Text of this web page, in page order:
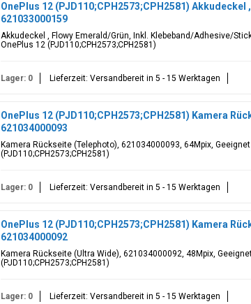
OnePlus 12 (PJD110;CPH2573;CPH2581) Akkudeckel
621033000159
Akkudeckel , Flowy Emerald/Grün, Inkl. Klebeband/Adhesive/
OnePlus 12 (PJD110;CPH2573;CPH2581)
Lager: 0 Lieferzeit: Versandbereit in 5 - 15 Werktagen
OnePlus 12 (PJD110;CPH2573;CPH2581) Kamera
621034000093
Kamera Rückseite (Telephoto), 621034000093, 64Mpix,
(PJD110;CPH2573;CPH2581)
Lager: 0 Lieferzeit: Versandbereit in 5 - 15 Werktagen
OnePlus 12 (PJD110;CPH2573;CPH2581) Kamera
621034000092
Kamera Rückseite (Ultra Wide), 621034000092, 48Mpix,
(PJD110;CPH2573;CPH2581)
Lager: 0 Lieferzeit: Versandbereit in 5 - 15 Werktagen